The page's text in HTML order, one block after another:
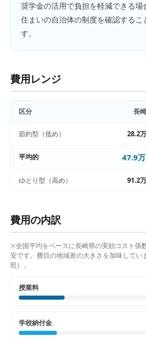
奨学金の活用で負担を軽減できる場
住まいの自治体の制度を確認するこ
す。
費用レンジ
区分 長
節約型（低め） 28.2
平均的 47.9
ゆとり型（高め） 91.2
費用の内訳
※全国平均をベースに長崎県の実効コスト係
安です。費目の地域差の大きさを加味してい
照）。
授業料
学校納付金